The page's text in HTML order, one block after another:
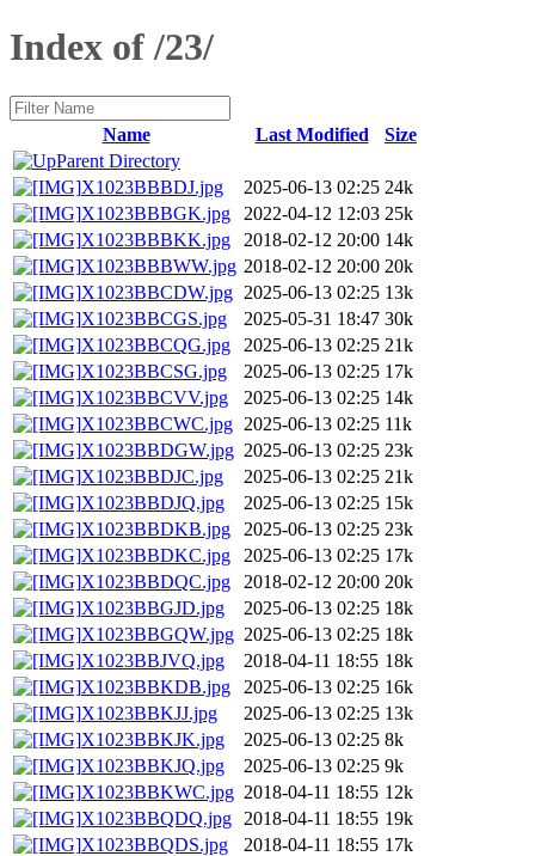
Index of /23/
Name Last Modified
Size
Parent Directory
X1023BBBDJ.jpg
2025-06-13 02:25 24k
X1023BBBGK.jpg
2022-04-12 12:03 25k
X1023BBBKK.jpg
2018-02-12 20:00 14k
X1023BBBWW.jpg 2018-02-12 20:00 20k
X1023BBCDW.jpg 2025-06-13 02:25 13k
X1023BBCGS.jpg
2025-05-31 18:47 30k
X1023BBCQG.jpg
2025-06-13 02:25 21k
X1023BBCSG.jpg
2025-06-13 02:25 17k
X1023BBCVV.jpg
2025-06-13 02:25 14k
X1023BBCWC.jpg 2025-06-13 02:25 11k
X1023BBDGW.jpg 2025-06-13 02:25 23k
X1023BBDJC.jpg
2025-06-13 02:25 21k
X1023BBDJQ.jpg
2025-06-13 02:25 15k
X1023BBDKB.jpg
2025-06-13 02:25 23k
X1023BBDKC.jpg
2025-06-13 02:25 17k
X1023BBDQC.jpg
2018-02-12 20:00 20k
X1023BBGJD.jpg
2025-06-13 02:25 18k
X1023BBGQW.jpg 2025-06-13 02:25 18k
X1023BBJVQ.jpg
2018-04-11 18:55 18k
X1023BBKDB.jpg
2025-06-13 02:25 16k
X1023BBKJJ.jpg
2025-06-13 02:25 13k
X1023BBKJK.jpg
2025-06-13 02:25 8k
X1023BBKJQ.jpg
2025-06-13 02:25 9k
X1023BBKWC.jpg 2018-04-11 18:55 12k
X1023BBQDQ.jpg
2018-04-11 18:55 19k
X1023BBQDS.jpg
2018-04-11 18:55 17k